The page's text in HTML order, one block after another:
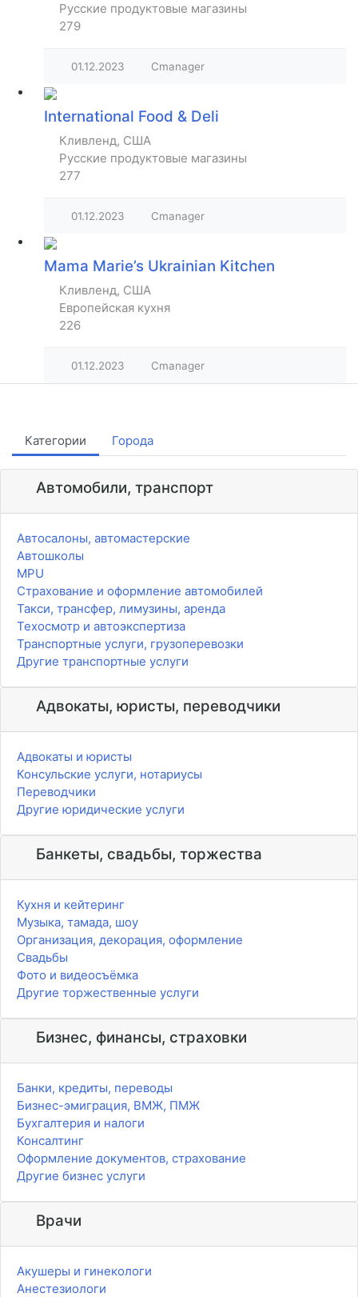
Русские продуктовые магазины
279
01.12.2023 Cmanager
International Food & Deli
Кливленд, США
Русские продуктовые магазины
277
01.12.2023 Cmanager
Mama Marie’s Ukrainian Kitchen
Кливленд, США
Европейская кухня
226
01.12.2023 Cmanager
Категории Города
Автомобили, транспорт
Автосалоны, автомастерские
Автошколы
MPU
Страхование и оформление автомобилей
Такси, трансфер, лимузины, аренда
Техосмотр и автоэкспертиза
Транспортные услуги, грузоперевозки
Другие транспортные услуги
Адвокаты, юристы, переводчики
Адвокаты и юристы
Консульские услуги, нотариусы
Переводчики
Другие юридические услуги
Банкеты, свадьбы, торжества
Кухня и кейтеринг
Музыка, тамада, шоу
Организация, декорация, оформление
Свадьбы
Фото и видеосъёмка
Другие торжественные услуги
Бизнес, финансы, страховки
Банки, кредиты, переводы
Бизнес-эмиграция, ВМЖ, ПМЖ
Бухгалтерия и налоги
Консалтинг
Оформление документов, страхование
Другие бизнес услуги
Врачи
Акушеры и гинекологи
Анестезиологи